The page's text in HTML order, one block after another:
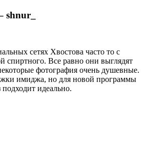
сетях Хвостова часто то с
спиртного. Все равно они выглядят
фотография очень душевные.
имиджа, но для новой программы
подходит идеально.